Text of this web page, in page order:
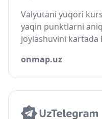
Valyutani yuqori
yaqin punktlarni
joylashuvini kartada
onmap.uz